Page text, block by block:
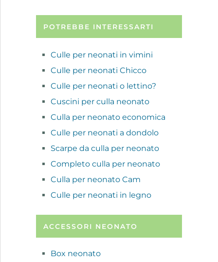
POTREBBE INTERESSARTI
Culle per neonati in vimini
Culle per neonati Chicco
Culle per neonati o lettino?
Cuscini per culla neonato
Culla per neonato economica
Culle per neonati a dondolo
Scarpe da culla per neonato
Completo culla per neonato
Culla per neonato Cam
Culle per neonati in legno
ACCESSORI NEONATO
Box neonato